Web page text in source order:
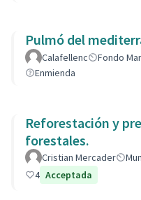
Pulmó del
Calafellenc Fondo
Enmienda
Reforestación y
forestales.
Cristian Mercader
4 Acceptada